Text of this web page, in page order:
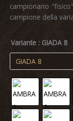
campionario
campione della
Variante : GIADA 8